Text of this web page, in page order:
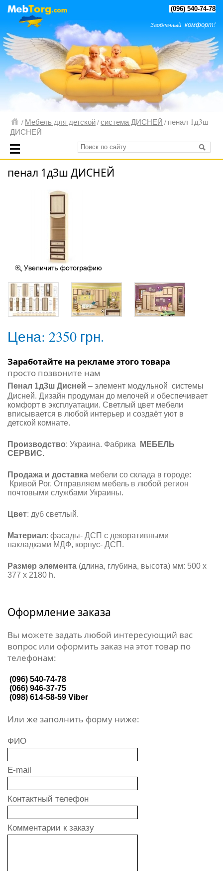
(096) 540-74-78
Заоблачный комфорт!
/ Мебель для детской/система ДИСНЕЙ / пенал 1д3ш
ДИСНЕЙ
пенал 1д3ш ДИСНЕЙ
Цена: 2350 грн.
Заработайте на рекламе этого товара
просто позвоните нам
Пенал 1д3ш Дисней – элемент модульной системы
Дисней. Дизайн продуман до мелочей и обеспечивает
комфорт в эксплуатации. Светлый цвет мебели
вписывается в любой интерьер и создаёт уют в
детской комнате.
Производство: Украина. Фабрика
МЕБЕЛЬ
СЕРВИС.
Продажа и доставка мебели со склада в городе:
Кривой Рог. Отправляем мебель в любой регион
почтовыми службами Украины.
Цвет: дуб светлый.
Материал: фасады- ДСП с декоративными
накладками МДФ, корпус- ДСП.
Размер элемента (длина, глубина, высота) мм: 500 х
377 х 2180 h.
Оформление заказа
Вы можете задать любой интересующий вас
вопрос или оформить заказ на этот товар по
телефонам:
(096) 540-74-78
(066) 946-37-75
(098) 614-58-59 Viber
Или же заполнить форму ниже:
ФИО
E-mail
Контактный телефон
Комментарии к заказу